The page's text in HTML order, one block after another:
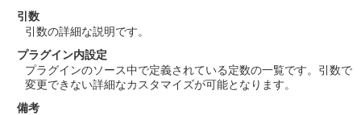
引数
引数の詳細な説明です。
プラグイン内設定
プラグインのソース中で定義されている定数の一覧です。引数で
変更できない詳細なカスタマイズが可能となります。
備考